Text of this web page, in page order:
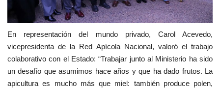
En representación del mundo privado, Carol Acevedo,
vicepresidenta de la Red Apícola Nacional, valoró el trabajo
colaborativo con el Estado: “Trabajar junto al Ministerio ha sido
un desafío que asumimos hace años y que ha dado frutos. La
apicultura es mucho más que miel: también produce polen,